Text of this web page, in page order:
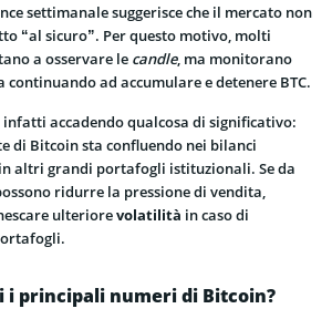
settimanale suggerisce che il mercato non
“al sicuro”. Per questo motivo, molti
a osservare le candle, ma monitorano
continuando ad accumulare e detenere BTC.
accadendo qualcosa di significativo:
di Bitcoin sta confluendo nei bilanci
altri grandi portafogli istituzionali. Se da
ridurre la pressione di vendita,
ulteriorevolatilità in caso di
i principali numeri di Bitcoin?